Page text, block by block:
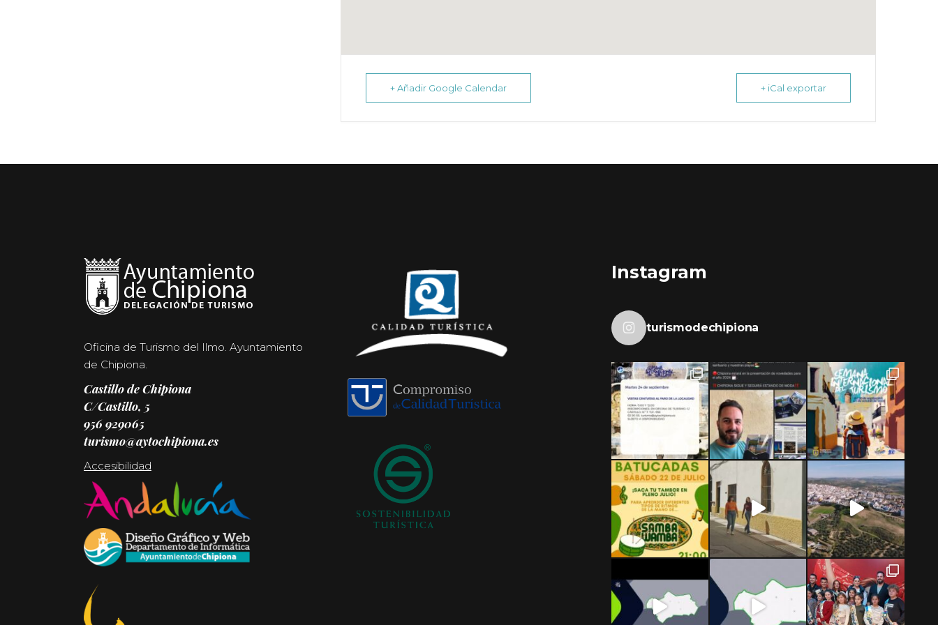
+ Añadir Google Calendar + iCal exportar
Oficina de Turismo del Ilmo. Ayuntamiento
de Chipiona.
Castillo de Chipiona
C/Castillo, 5
956 929065
turismo@aytochipiona.es
Accesibilidad
Instagram
turismodechipiona